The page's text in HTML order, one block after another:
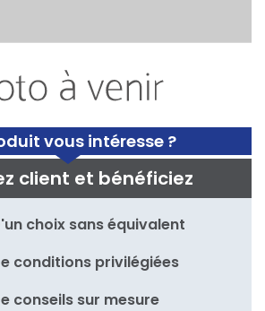
vous intéresse ?
client et bénéficiez
choix sans équivalent
conditions privilégiées
conseils sur mesure